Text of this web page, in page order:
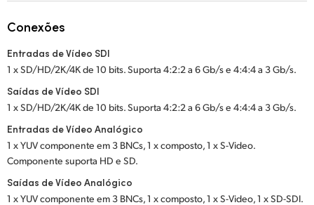
South Africa
Spain
Sweden
Chinese Taipei
Conexões
Entradas de Vídeo SDI
1 x SD/HD/2K/4K de 10 bits. Suporta 4:2:2 a 6 Gb/s e 4:4:4 a 3 Gb/s.
Saídas de Vídeo SDI
1 x SD/HD/2K/4K de 10 bits. Suporta 4:2:2 a 6 Gb/s e 4:4:4 a 3 Gb/s.
Entradas de Vídeo Analógico
1 x YUV componente em 3 BNCs, 1 x composto, 1 x S-Video.
Componente suporta HD e SD.
Saídas de Vídeo Analógico
1 x YUV componente em 3 BNCs, 1 x composto, 1 x S-Video, 1 x SD-SDI.